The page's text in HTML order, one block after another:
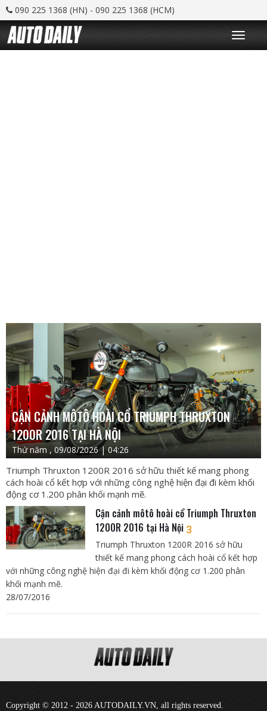
090 225 1368 (HN) - 090 225 1368 (HCM)
T
o
g
CẬN CẢNH MÔTÔ HOÀI CỔ TRIUMPH THRUXTON
1200R 2016 TẠI HÀ NỘI
Thứ năm , 09/08/2026 | 04:26
Triumph Thruxton 1200R 2016 sở hữu thiết kế mang phong
cách hoài cổ kết hợp với những công nghệ hiện đại đi kèm khối
động cơ 1.200 phân khối mạnh mẽ.
Cận cảnh môtô hoài cổ Triumph Thruxton
1200R 2016 tại Hà Nội 3
Triumph Thruxton 1200R 2016 sở hữu
thiết kế mang phong cách hoài cổ kết hợp
với những công nghệ hiện đại đi kèm khối động cơ 1.200 phân
khối mạnh mẽ.
28/07/2016
Copyright © 2012 - 2026 AUTODAILY.VN, all rights reserved.